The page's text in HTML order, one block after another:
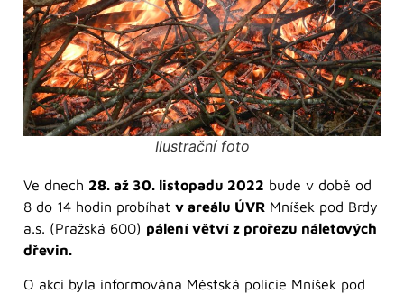
Ilustrační foto
Ve dnech 28. až 30. listopadu 2022 bude v době od
8 do 14 hodin probíhat v areálu ÚVR Mníšek pod Brdy
a.s. (Pražská 600) pálení větví z prořezu náletových
dřevin.
O akci byla informována Městská policie Mníšek pod